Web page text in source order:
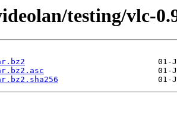
testing/vlc-